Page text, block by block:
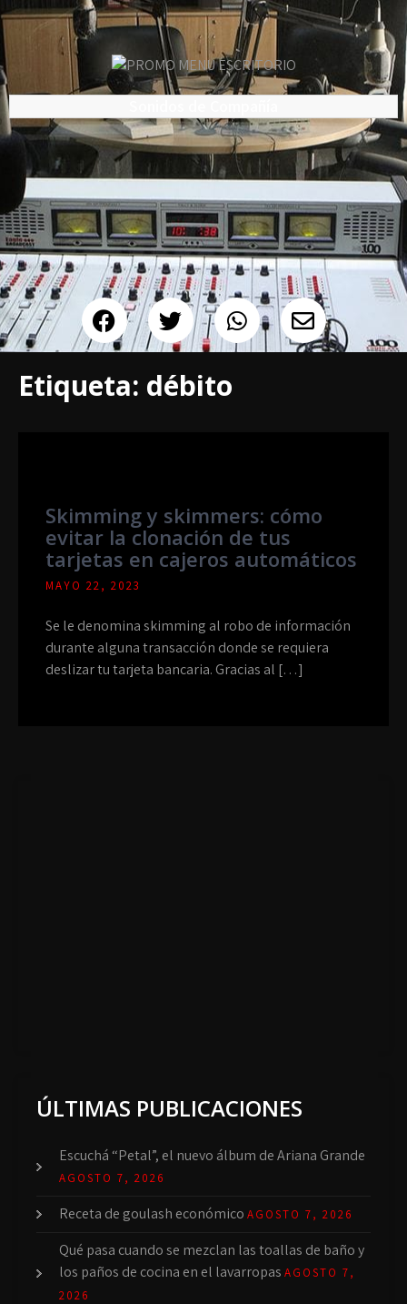
Etiqueta: débito
Skimming y skimmers: cómo
evitar la clonación de tus
tarjetas en cajeros automáticos
MAYO 22, 2023
Se le denomina skimming al robo de información
durante alguna transacción donde se requiera
deslizar tu tarjeta bancaria. Gracias al […]
ÚLTIMAS PUBLICACIONES
Escuchá “Petal”, el nuevo álbum de Ariana Grande
AGOSTO 7, 2026
Receta de goulash económico AGOSTO 7, 2026
Qué pasa cuando se mezclan las toallas de baño y
los paños de cocina en el lavarropas AGOSTO 7,
2026